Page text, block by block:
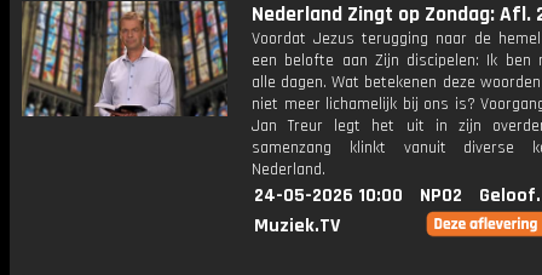
Nederland Zingt op Zondag: Afl.
Voordat Jezus terugging naar de
een belofte aan Zijn discipelen: Ik ben
alle dagen. Wat betekenen deze
niet meer lichamelijk bij ons is?
Jan Treur legt het uit in zijn
samenzang klinkt vanuit diverse
Nederland.
24-05-2026 10:00 NPO2
Muziek.TV